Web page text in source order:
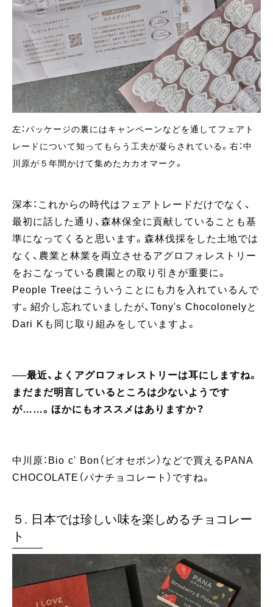
左：パッケージの裏にはキャンペーンなどを通してフェアト
レードについて知ってもらう工夫が凝らされている。右：中
川原が５年間かけて集めたカカオマーク。
深本：これからの時代はフェアトレードだけでなく、
最初に話した通り、森林保全に貢献していることも基
準になってくると思います。森林伐採をした土地では
なく、農業と林業を両立させるアグロフォレストリー
をおこなっている農園との取り引きが重要に。
People Treeはこういうことにも力を入れているんで
す。紹介し忘れていましたが、Tony's Chocolonelyと
Dari Kも同じ取り組みをしていますよ。
──最近、よくアグロフォレストリーは耳にしますね。
まだまだ明言しているところは少ないようです
が……。ほかにもオススメはありますか？
中川原：Bio c' Bon（ビオセボン）などで買えるPANA
CHOCOLATE（パナチョコレート）ですね。
５. 日本では珍しい味を楽しめるチョコレー
ト